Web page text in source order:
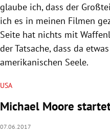
glaube ich, dass der
ich es in meinen Filmen
Seite hat nichts mit
der Tatsache, dass da
amerikanischen Seele.
USA
Michael Moore
07.06.2017